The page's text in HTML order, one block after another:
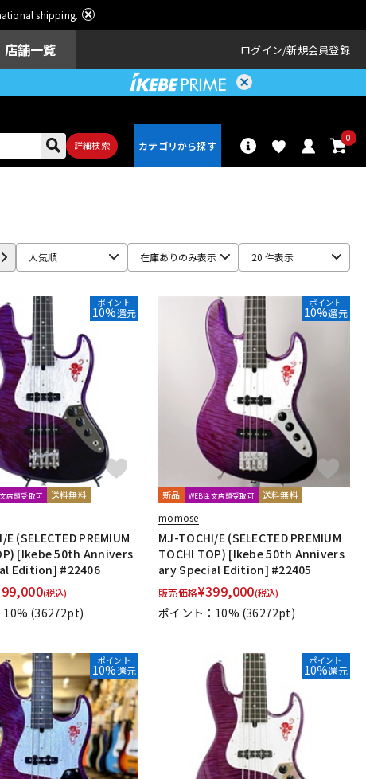
shipping.
店舗一覧 ログイン 新規会員登録
詳細検索
0
アンプ エフェクター
配信/ライブ
機器
楽器アクセサ
リ
人気順 在庫ありのみ表示 20 件表示
ポイント
10%還元
店頭受取可 送料無料
(SELECTED PREMIUM
[Ikebe 50th Annivers
Edition] #22406
(税込)
10% (36272pt)
ポイント
10%還元
新品 WEB注文店頭受取可 送料無料
momose
MJ-TOCHI/E (SELECTED PREMIUM
TOCHI TOP) [Ikebe 50th Annivers
ary Special Edition] #22405
販売価格¥399,000(税込)
ポイント：10% (36272pt)
ポイント
10%還元
ポイント
10%還元